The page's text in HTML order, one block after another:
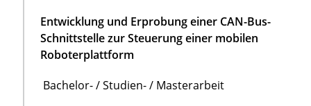
Entwicklung und Erprobung einer CAN-Bus-
Schnittstelle zur Steuerung einer mobilen
Roboterplattform
Bachelor- / Studien- / Masterarbeit